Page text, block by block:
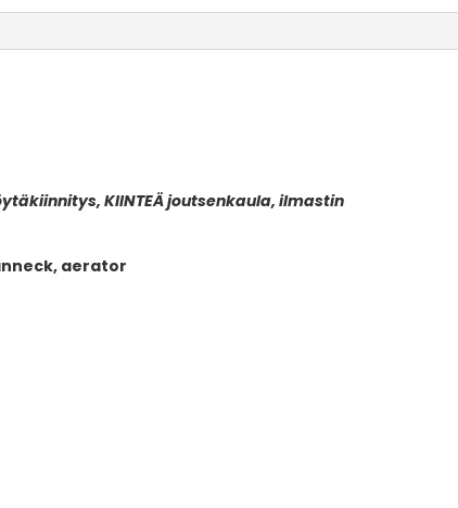
KIINTEÄ joutsenkaula, ilmastin
aerator